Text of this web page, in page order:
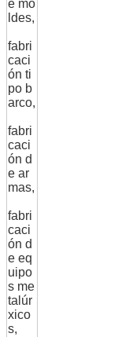
e mo
ldes,
fabri
caci
ón ti
po b
arco,
fabri
caci
ón d
e ar
mas,
fabri
caci
ón d
e eq
uipo
s me
talúr
xico
s,